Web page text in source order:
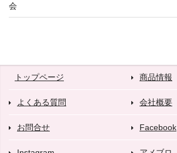
会
トップページ 商品情報
よくある質問 会社概要
お問合せ Facebook